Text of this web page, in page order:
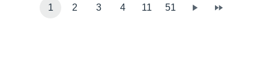
1 2 3 4 11 51